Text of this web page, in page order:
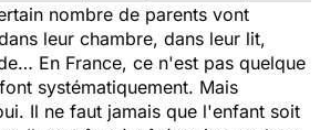
nombre de parents vont
leur chambre, dans leur lit,
En France, ce n'est pas quelque
systématiquement. Mais
Il ne faut jamais que l'enfant soit